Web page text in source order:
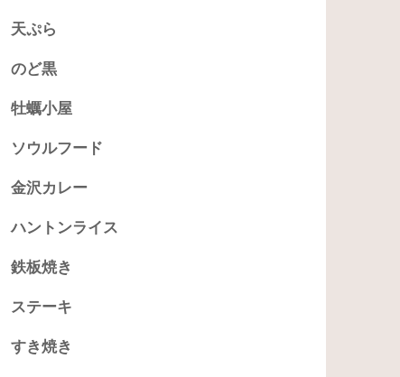
天ぷら
のど黒
牡蠣小屋
ソウルフード
金沢カレー
ハントンライス
鉄板焼き
ステーキ
すき焼き